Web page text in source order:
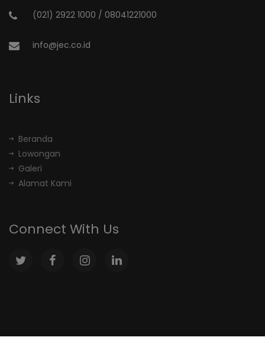
(021) 2922 1000 / 08041221000
info@jec.co.id
Links
Beranda
Lowongan
Galeri
Alamat Kami
Connect With Us